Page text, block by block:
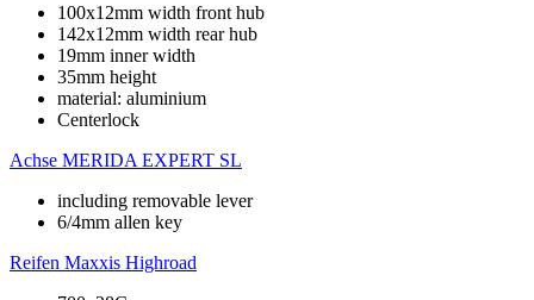
100x12mm width front hub
142x12mm width rear hub
19mm inner width
35mm height
material: aluminium
Centerlock
Achse MERIDA EXPERT SL
including removable lever
6/4mm allen key
Reifen Maxxis Highroad